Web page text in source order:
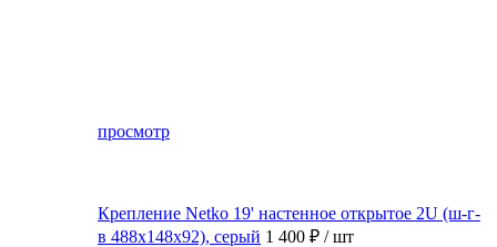
просмотр
Крепление Netko 19' настенное открытое 2U (ш-г-
в 488х148х92), серый 1 400 ₽ / шт